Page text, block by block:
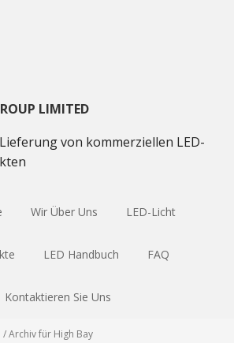
LIMITED
von kommerziellen LED-
Wir Über Uns LED-Licht
LED Handbuch FAQ
Kontaktieren Sie Uns
/Archiv für High Bay